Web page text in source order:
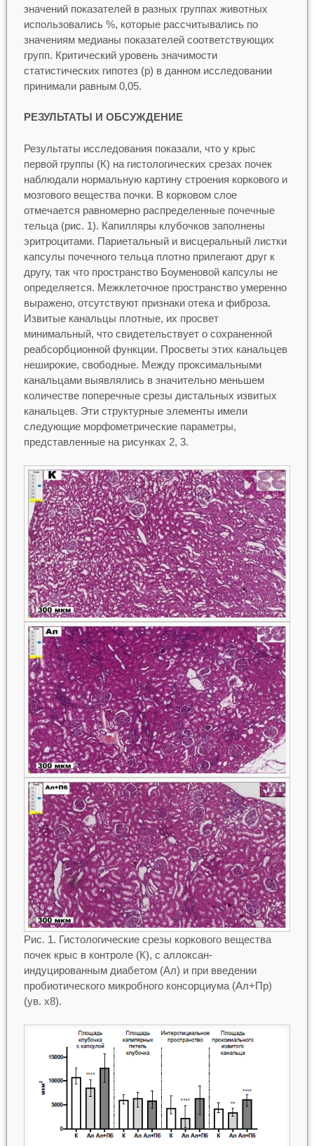
значений показателей в разных группах животных
использовались %, которые рассчитывались по
значениям медианы показателей соответствующих
групп. Критический уровень значимости
статистических гипотез (р) в данном исследовании
принимали равным 0,05.
РЕЗУЛЬТАТЫ И ОБСУЖДЕНИЕ
Результаты исследования показали, что у крыс
первой группы (К) на гистологических срезах почек
наблюдали нормальную картину строения коркового и
мозгового вещества почки. В корковом слое
отмечается равномерно распределенные почечные
тельца (рис. 1). Капилляры клубочков заполнены
эритроцитами. Париетальный и висцеральный листки
капсулы почечного тельца плотно прилегают друг к
другу, так что пространство Боуменовой капсулы не
определяется. Межклеточное пространство умеренно
выражено, отсутствуют признаки отека и фиброза.
Извитые канальцы плотные, их просвет
минимальный, что свидетельствует о сохраненной
реабсорбционной функции. Просветы этих канальцев
неширокие, свободные. Между проксимальными
канальцами выявлялись в значительно меньшем
количестве поперечные срезы дистальных извитых
канальцев. Эти структурные элементы имели
следующие морфометрические параметры,
представленные на рисунках 2, 3.
Рис. 1. Гистологические срезы коркового вещества
почек крыс в контроле (К), с аллоксан-
индуцированным диабетом (Ал) и при введении
пробиотического микробного консорциума (Ал+Пр)
(ув. х8).